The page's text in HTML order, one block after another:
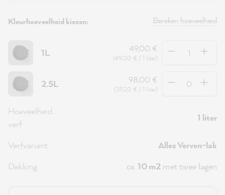
Kleurhoeveelheid kiezen: Bereken hoeveelheid
1L 49,00 €
(49,00 € / 1 liter)
Hoeveelheid
2.5L 98,00 €
(39,20 € / 1 liter)
Hoeveelheid
Hoeveelheid
verf
1 liter
Verfvariant
Alles Verven-lak
Dekking
ca. 10 m2 met twee lagen